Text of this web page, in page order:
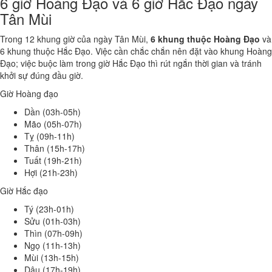
Tân Mùi
Trong 12 khung giờ của ngày Tân Mùi, 6 khung thuộc Hoàng Đạo và
6 khung thuộc Hắc Đạo. Việc cần chắc chắn nên đặt vào khung Hoàng
Đạo; việc buộc làm trong giờ Hắc Đạo thì rút ngắn thời gian và tránh
khởi sự đúng đầu giờ.
Giờ Hoàng đạo
Dần (03h-05h)
Mão (05h-07h)
Tỵ (09h-11h)
Thân (15h-17h)
Tuất (19h-21h)
Hợi (21h-23h)
Giờ Hắc đạo
Tý (23h-01h)
Sửu (01h-03h)
Thìn (07h-09h)
Ngọ (11h-13h)
Mùi (13h-15h)
Dậu (17h-19h)